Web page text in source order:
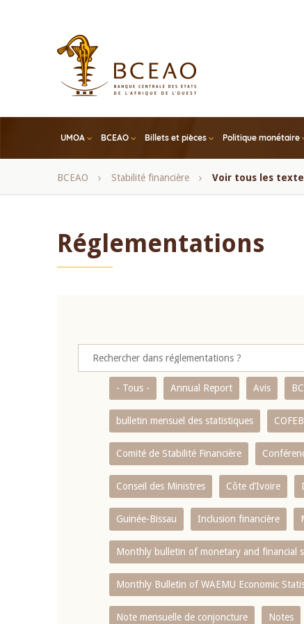
UMOA BCEAO Billets et pièces Politique monétaire
Fil
BCEAO Stabilité financière Voir tous les
Réglementations
- Tous - Annual Report Avis
bulletin mensuel des statistiques COFEB
Comité de Stabilité Financière
Conseil des Ministres Côte d’Ivoire
Guinée-Bissau Inclusion financière
Monthly bulletin of monetary and financial
Monthly Bulletin of WAEMU Economic
Note mensuelle de conjoncture Notes